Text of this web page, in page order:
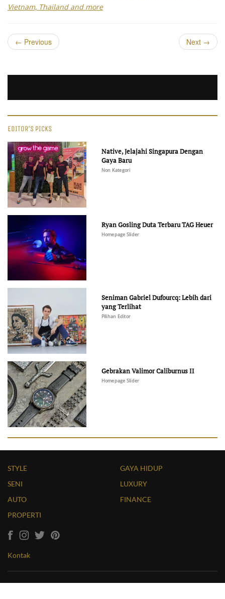
Vietnam, Thailand and more
← Previous Next →
EDITOR'S PICKS
Native, Jelajahi Singapura Dengan
Gaya Baru
Non Kategori
Ryan Gosling Duta Terbaru TAG Heuer
Homepage Slider
Seniman Gabriel Dufourcq: Lebih dari
yang Terlihat
Pilihan Editor
Gebrakan Valimor Caliburnus II
Homepage Slider
STYLE
SENI
AUTO
PROPERTI
GAYA HIDUP
LUXURY
FINANCE
Kontak